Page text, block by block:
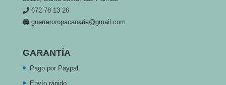
672 78 13 26
guerreroropacanaria@gmail.com
GARANTÍA
Pago por Paypal
Envío rápido